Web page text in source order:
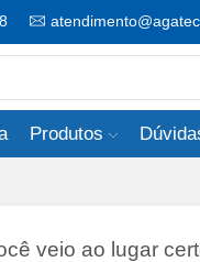
input
Produtos
veio ao lugar